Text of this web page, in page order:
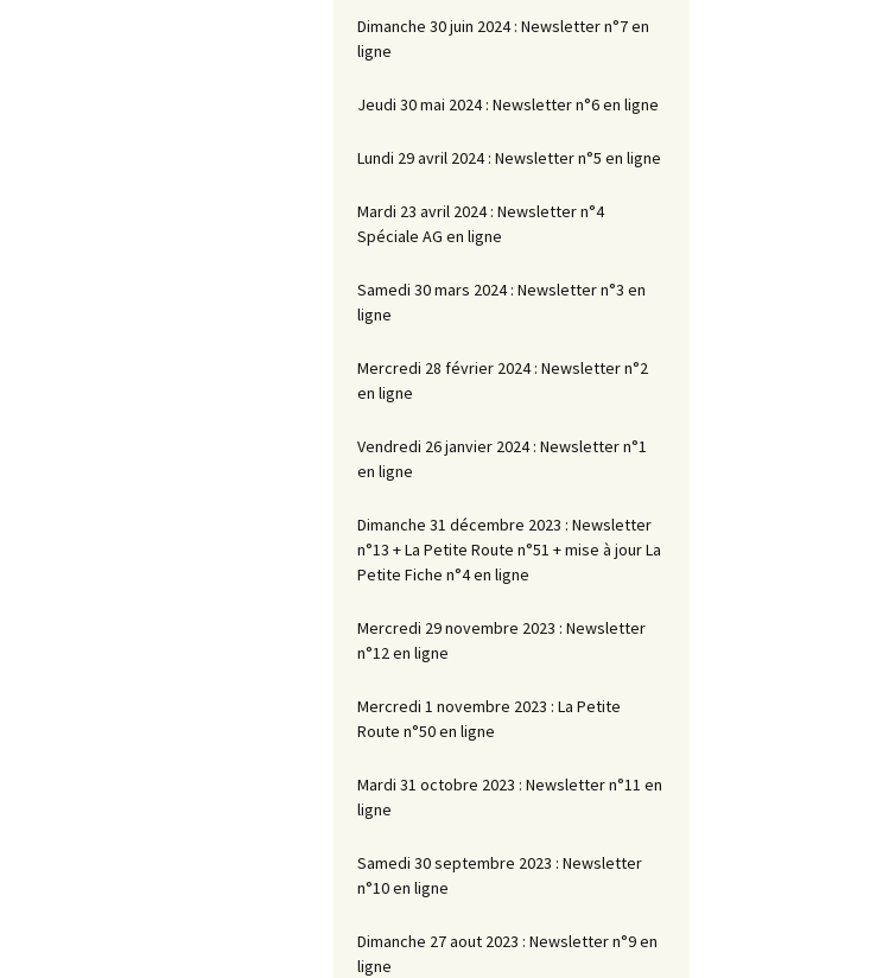
Dimanche 30 juin 2024 : Newsletter n°7 en
ligne
Jeudi 30 mai 2024 : Newsletter n°6 en ligne
Lundi 29 avril 2024 : Newsletter n°5 en ligne
Mardi 23 avril 2024 : Newsletter n°4
Spéciale AG en ligne
Samedi 30 mars 2024 : Newsletter n°3 en
ligne
Mercredi 28 février 2024 : Newsletter n°2
en ligne
Vendredi 26 janvier 2024 : Newsletter n°1
en ligne
Dimanche 31 décembre 2023 : Newsletter
n°13 + La Petite Route n°51 + mise à jour La
Petite Fiche n°4 en ligne
Mercredi 29 novembre 2023 : Newsletter
n°12 en ligne
Mercredi 1 novembre 2023 : La Petite
Route n°50 en ligne
Mardi 31 octobre 2023 : Newsletter n°11 en
ligne
Samedi 30 septembre 2023 : Newsletter
n°10 en ligne
Dimanche 27 aout 2023 : Newsletter n°9 en
ligne